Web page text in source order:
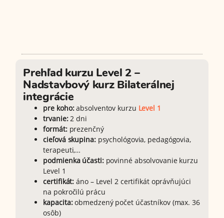
Prehľad kurzu Level 2 –
Nadstavbový kurz Bilaterálnej
integrácie
pre koho:absolventov kurzu Level 1
trvanie:2 dni
formát:prezenčný
cieľová skupina:psychológovia, pedagógovia,
terapeuti,…
podmienka účasti:povinné absolvovanie kurzu
Level 1
certifikát: áno – Level 2 certifikát oprávňujúci
na pokročilú prácu
kapacita:obmedzený počet účastníkov (max. 36
osôb)